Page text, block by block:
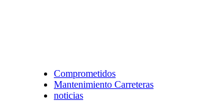
Comprometidos
Mantenimiento Carreteras
noticias